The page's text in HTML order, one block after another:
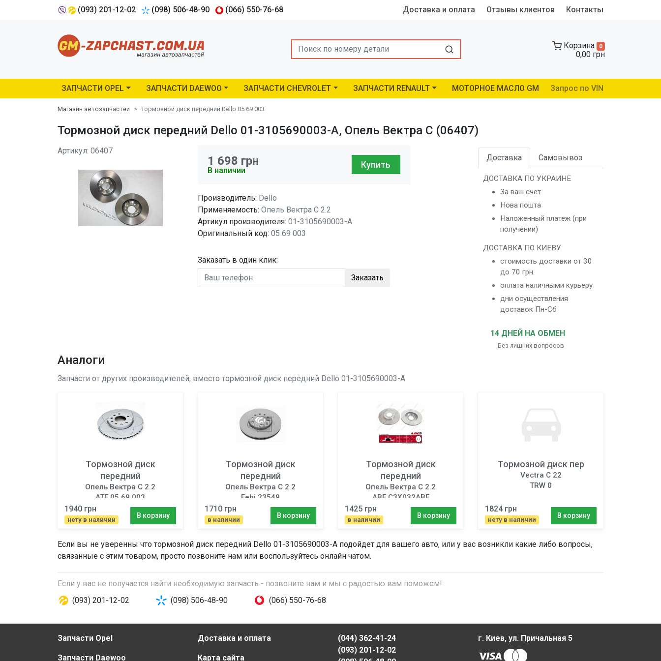
(093) 201-12-02 (098) 506-48-90 (066) 550-76-68 Доставка и оплата Отзывы клиентов Контакты
Search Корзина 0
0,00 грн
ЗАПЧАСТИ OPEL ЗАПЧАСТИ DAEWOO ЗАПЧАСТИ CHEVROLET ЗАПЧАСТИ RENAULT МОТОРНОЕ МАСЛО GM Запрос по VIN
Магазин автозапчастей Тормозной диск передний Dello 05 69 003
Тормозной диск передний Dello 01-3105690003-A, Опель Вектра C (06407)
Артикул: 06407
1 698 грн
В наличии
Купить
Производитель: Dello
Применяемость: Опель Вектра C 2.2
Артикул производителя: 01-3105690003-A
Оригинальный код: 05 69 003
Заказать в один клик:
Заказать
Доставка Самовывоз
ДОСТАВКА ПО УКРАИНЕ
За ваш счет
Нова пошта
Наложенный платеж (при
получении)
ДОСТАВКА ПО КИЕВУ
стоимость доставки от 30
до 70 грн.
оплата наличными курьеру
дни осуществления
доставок Пн-Сб
14 ДНЕЙ НА ОБМЕН
Без лишних вопросов
Аналоги
Запчасти от других производителей, вместо тормозной диск передний Dello 01-3105690003-A
Тормозной диск
передний
Опель Вектра C 2.2
ATE 05 69 003
1940 грн
нету в наличии
В корзину
Тормозной диск
передний
Опель Вектра C 2.2
Febi 23549
1710 грн
в наличии
В корзину
Тормозной диск
передний
Опель Вектра C 2.2
ABE C3X032ABE
1425 грн
в наличии
В корзину
Тормозной диск пер
Vectra C 22
TRW 0
1824 грн
нету в наличии
В корзину
Если вы не уверенны что тормозной диск передний Dello 01-3105690003-A подойдет для вашего авто, или у вас возникли какие либо вопросы,
связанные с этим товаром, просто позвоните нам или воспользуйтесь онлайн чатом.
Если у вас не получается найти необходимую запчасть - позвоните нам и мы с радостью вам поможем!
(093) 201-12-02
(098) 506-48-90 (066) 550-76-68
Запчасти Opel
Запчасти Daewoo
Доставка и оплата
Карта сайта
(044) 362-41-24
(093) 201-12-02
г. Киев, ул. Причальная 5